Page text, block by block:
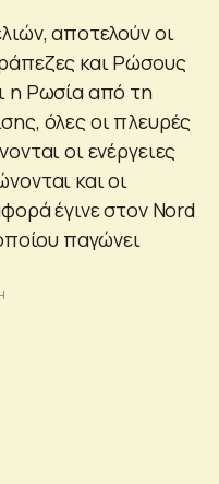
αποτελούν οι
και Ρώσους
η Ρωσία από τη
όλες οι πλευρές
οι ενέργειες
και οι
έγινε στoν Nord
παγώνει